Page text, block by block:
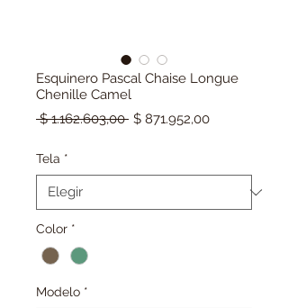
Esquinero Pascal Chaise Longue
Chenille Camel
$ 1.162.603,00 Precio
$ 871.952,00Precio
Tela *
Color *
Modelo *